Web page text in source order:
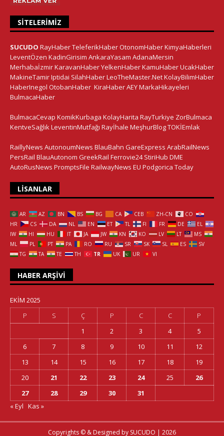
SITELERIMIZ
SUCUDO RayHaberTeleferikHaberOtonomHaberKimyaHaberleri
LeventÖzen KadinGirisim AnkaraYasam AdanaMersin
MerhabaİzmirKaravanHaberYelkenHaberKamuHaberUcakHaber
MakineTamirIptidai SilahHaberLeoTheMaster.NetKolayBilimHaber
HaberInegol OtobanHaber KiraHaberAEYMarkaHikayeleri
BulmacaHaber
BulmacaCevap KomikKurbaga KolayHarita RayTurkiye ZorBulmaca
KentveSağlıkLeventinMutfağı Rayİhale MeşhurBlogTOKİEmlak
RaillyNews AutonoumNews BlauBahn GareExpress ArabRailNews
PersRail BlauAutonom GreekRail Ferrovie24 StiriHub DME
AutoRusNews PromptsFile RailwayNews EU Podgorica Today
LISANLAR
AR AZ BN BS BG CA CEB ZH-CN
CO
HR
CS DA NL EN ET TL FI FR DE
EL
IW
HI HU IT JA JW KN KO LV LT
MS
ML
PL PT PA RO RU SR SK SL ES
SV
TG
TA TE TH TR UK UR VI
HABER ARŞIVI
EKIM 2025
P
S Ç P C C
P
1
2 3 4
5
6
7 8 9 10 11
12
13
14 15 16 17 18
19
20
21 22 23 24 25
26
27
28 29 30
31
« Eyl Kas »
Copyrights © & Designed by SUCUDO | 2026